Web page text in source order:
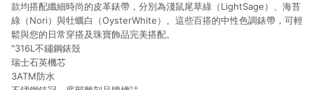
款均搭配纖細時尚的皮革錶帶，分別為淺鼠尾草綠（LightSage）、海苔
綠（Nori）與牡蠣白（OysterWhite）。這些百搭的中性色調錶帶，可輕
鬆與您的日常穿搭及珠寶飾品完美搭配。
"316L不鏽鋼錶殼
瑞士石英機芯
3ATM防水